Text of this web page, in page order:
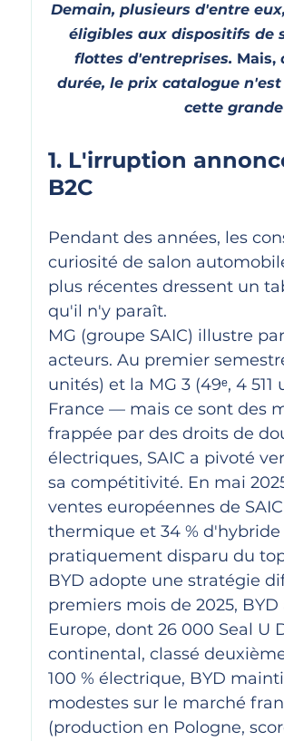
Demain, plusieurs d'entre
éligibles aux dispositifs de
flottes d'entreprises. Mais,
durée, le prix catalogue
cette
1. L'irruption
B2C
Pendant des années, les
curiosité de salon
plus récentes dressent un
qu'il n'y paraît.
MG (groupe SAIC) illustre
acteurs. Au premier
unités) et la MG 3 (49ᵉ, 4
France — mais ce sont des
frappée par des droits de
électriques, SAIC a pivoté
sa compétitivité. En mai
ventes européennes de
thermique et 34 % d'hybride
pratiquement disparu du
BYD adopte une stratégie
premiers mois de 2025,
Europe, dont 26 000 Seal
continental, classé
100 % électrique, BYD
modestes sur le marché
(production en Pologne,